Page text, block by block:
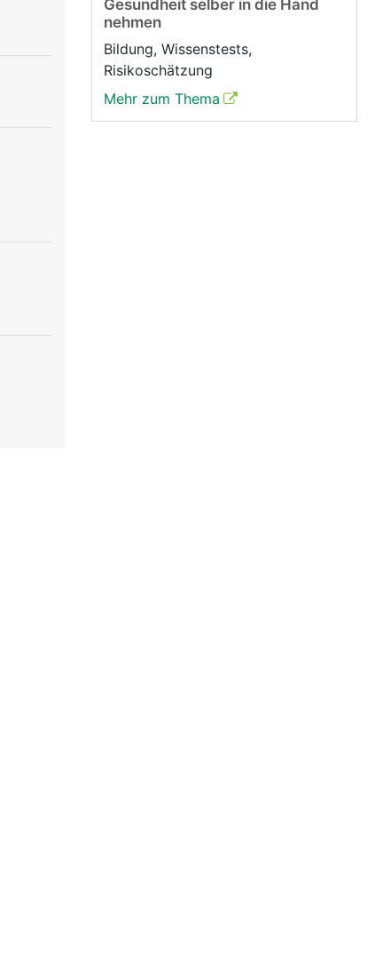
Gesundheit selber in die Hand
nehmen
Bildung, Wissenstests,
Risikoschätzung
Mehr zum Thema